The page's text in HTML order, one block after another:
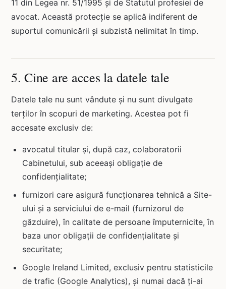
11 din Legea nr. 51/1995 și de Statutul profesiei de
avocat. Această protecție se aplică indiferent de
suportul comunicării și subzistă nelimitat în timp.
5. Cine are acces la datele tale
Datele tale nu sunt vândute și nu sunt divulgate
terților în scopuri de marketing. Acestea pot fi
accesate exclusiv de:
avocatul titular și, după caz, colaboratorii
Cabinetului, sub aceeași obligație de
confidențialitate;
furnizori care asigură funcționarea tehnică a Site-
ului și a serviciului de e-mail (furnizorul de
găzduire), în calitate de persoane împuternicite, în
baza unor obligații de confidențialitate și
securitate;
Google Ireland Limited, exclusiv pentru statisticile
de trafic (Google Analytics), și numai dacă ți-ai
ARIE DE PRACTICĂ